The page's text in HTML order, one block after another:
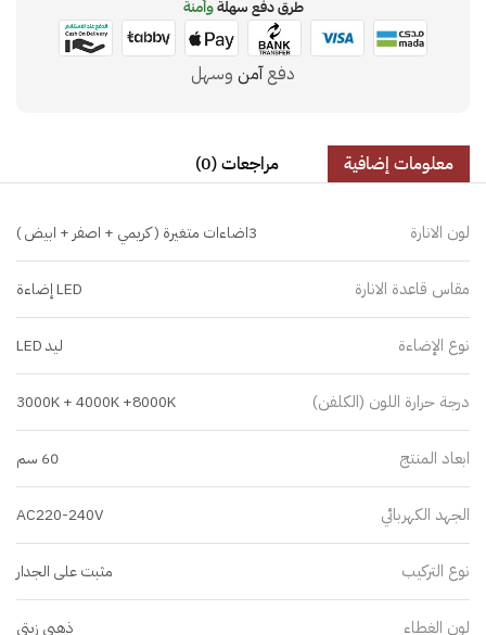
طرق دفع سهلةوآمنة
دفعآمن وسهل
معلومات إضافية مراجعات (0)
لون الانارة 3اضاءات متغيرة ( كريمي + اصفر + ابيض )
مقاس قاعدة الانارة LED إضاءة
نوع الإضاءة ليد LED
درجة حرارة اللون (الكلفن) 3000K + 4000K +8000K
ابعاد المنتج 60 سم
الجهد الكهربائي AC220-240V
نوع التركيب مثبت على الجدار
لون الغطاء ذهبي زيتي